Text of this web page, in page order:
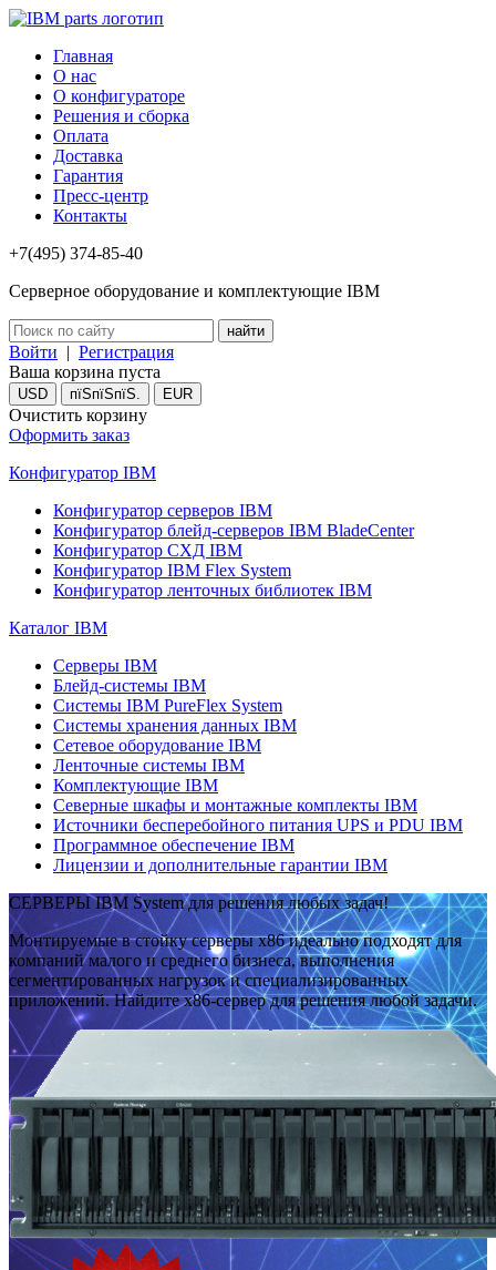
Главная
О нас
О конфигураторе
Решения и сборка
Оплата
Доставка
Гарантия
Пресс-центр
Контакты
+7(495) 374-85-40
Серверное оборудование и комплектующие IBM
Войти | Регистрация
Ваша корзина пуста
USD пїЅпїЅпїЅ. EUR
Очистить корзину
Оформить заказ
Конфигуратор IBM
Конфигуратор серверов IBM
Конфигуратор блейд-серверов IBM BladeCenter
Конфигуратор СХД IBM
Конфигуратор IBM Flex System
Конфигуратор ленточных библиотек IBM
Каталог IBM
Серверы IBM
Блейд-системы IBM
Системы IBM PureFlex System
Системы хранения данных IBM
Сетевое оборудование IBM
Ленточные системы IBM
Комплектующие IBM
Северные шкафы и монтажные комплекты IBM
Источники бесперебойного питания UPS и PDU IBM
Программное обеспечение IBM
Лицензии и дополнительные гарантии IBM
СЕРВЕРЫ IBM System для решения любых задач!
Монтируемые в стойку серверы x86 идеально подходят для
компаний малого и среднего бизнеса, выполнения
сегментированных нагрузок и специализированных
приложений. Найдите x86-сервер для решения любой задачи.